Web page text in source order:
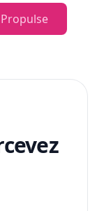
Propulse